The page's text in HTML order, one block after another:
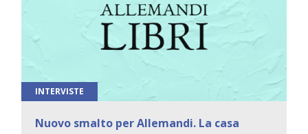
INTERVISTE
Nuovo smalto per Allemandi. La casa